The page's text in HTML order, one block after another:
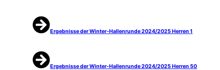
Ergebnisse der Winter-Hallenrunde 2024/2025 Herren 1
Ergebnisse der Winter-Hallenrunde 2024/2025 Herren 50